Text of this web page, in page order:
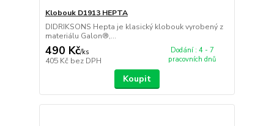
Klobouk D1913 HEPTA
DIDRIKSONS Hepta je klasický klobouk vyrobený z
materiálu Galon®,...
490 Kč/ks
405 Kč bez DPH
Dodání : 4 - 7
pracovních dnů
Koupit